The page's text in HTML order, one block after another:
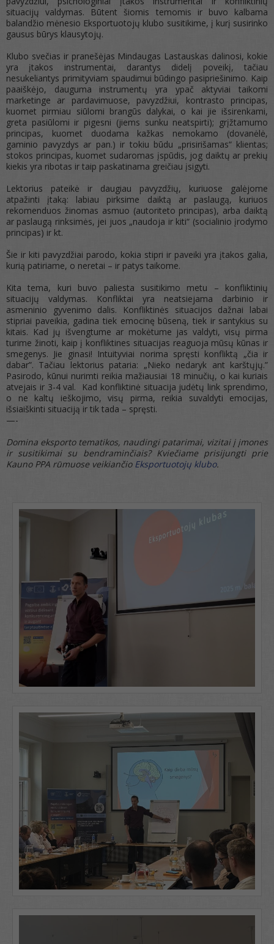
situacijų valdymas. Būtent šiomis temomis ir buvo kalbama
balandžio mėnesio Eksportuotojų klubo susitikime, į kurį susirinko
gausus būrys klausytojų.
Klubo svečias ir pranešėjas Mindaugas Lastauskas dalinosi, kokie
yra įtakos instrumentai, darantys didelį poveikį, tačiau
nesukeliantys primityviam spaudimui būdingo pasipriešinimo. Kaip
paaiškėjo, dauguma instrumentų yra ypač aktyviai taikomi
marketinge ar pardavimuose, pavyzdžiui, kontrasto principas,
kuomet pirmiau siūlomi brangūs dalykai, o kai jie išsirenkami,
greta pasiūlomi ir pigesni (jiems sunku neatspirti); grįžtamumo
principas, kuomet duodama kažkas nemokamo (dovanėlė,
gaminio pavyzdys ar pan.) ir tokiu būdu „prisirišamas“ klientas;
stokos principas, kuomet sudaromas įspūdis, jog daiktų ar prekių
kiekis yra ribotas ir taip paskatinama greičiau įsigyti.
Lektorius pateikė ir daugiau pavyzdžių, kuriuose galėjome
atpažinti įtaką: labiau pirksime daiktą ar paslaugą, kuriuos
rekomenduos žinomas asmuo (autoriteto principas), arba daiktą
ar paslaugą rinksimės, jei juos „naudoja ir kiti“ (socialinio įrodymo
principas) ir kt.
Šie ir kiti pavyzdžiai parodo, kokia stipri ir paveiki yra įtakos galia,
kurią patiriame, o neretai – ir patys taikome.
Kita tema, kuri buvo paliesta susitikimo metu – konfliktinių
situacijų valdymas. Konfliktai yra neatsiejama darbinio ir
asmeninio gyvenimo dalis. Konfliktinės situacijos dažnai labai
stipriai paveikia, gadina tiek emocinę būseną, tiek ir santykius su
kitais. Kad jų išvengtume ar mokėtume jas valdyti, visų pirma
turime žinoti, kaip į konfliktines situacijas reaguoja mūsų kūnas ir
smegenys. Jie ginasi! Intuityviai norima spręsti konfliktą „čia ir
dabar”. Tačiau lektorius pataria: „Nieko nedaryk ant karštųjų.”
Pasirodo, kūnui nurimti reikia mažiausiai 18 minučių, o kai kuriais
atvejais ir 3-4 val. Kad konfliktinė situacija judėtų link sprendimo,
o ne kaltų ieškojimo, visų pirma, reikia suvaldyti emocijas,
išsiaiškinti situaciją ir tik tada – spręsti.
—-
Domina eksporto tematikos, naudingi patarimai, vizitai į įmones
ir susitikimai su bendraminčiais? Kviečiame prisijungti prie
Kauno PPA rūmuose veikiančio Eksportuotojų klubo.